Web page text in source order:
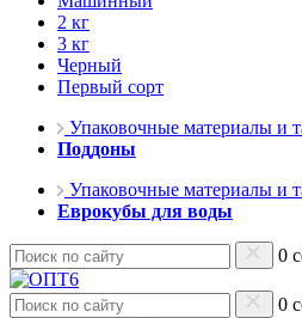
2 кг
3 кг
Черный
Первый сорт
Упаковочные материалы и
Поддоны
Упаковочные материалы и
Еврокубы для воды
0
0